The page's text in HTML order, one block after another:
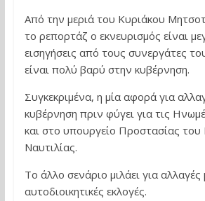
Από την μεριά του Κυριάκου
το ρεπορτάζ ο εκνευρισμός είναι
εισηγήσεις από τους συνεργάτες
είναι πολύ βαρύ στην κυβέρνηση.
Συγκεκριμένα, η μία αφορά για
κυβέρνηση πριν φύγει για τις
και στο υπουργείο Προστασίας του
Ναυτιλίας.
Το άλλο σενάριο μιλάει για αλλαγές
αυτοδιοικητικές εκλογές.